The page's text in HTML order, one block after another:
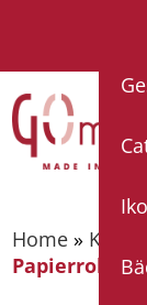
Home » Katalog